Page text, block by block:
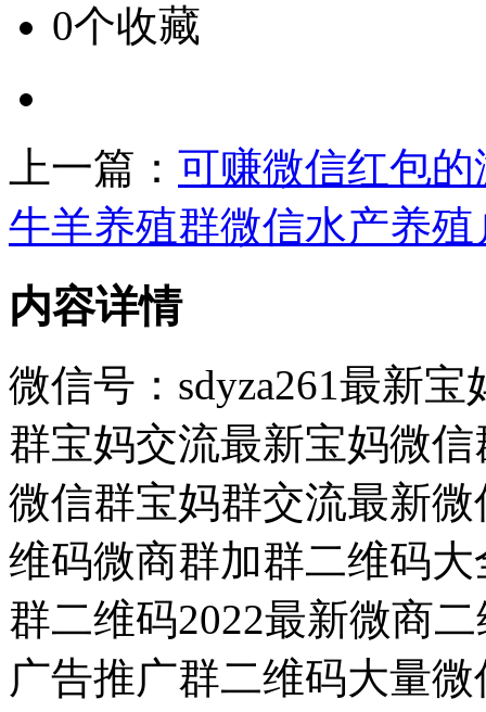
0个收藏
上一篇： 可赚微信红包的
牛羊养殖群微信水产养
内容详情
微信号：sdyza261最新
群宝妈交流最新宝妈微
微信群宝妈群交流最新
维码微商群加群二维码
群二维码2022最新微商
广告推广群二维码大量